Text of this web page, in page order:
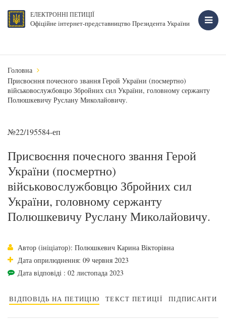
ЕЛЕКТРОННІ ПЕТИЦІЇ
Офіційне інтернет-представництво Президента України
Головна
Присвоєння почесного звання Герой України (посмертно)
військовослужбовцю Збройних сил України, головному сержанту
Полюшкевичу Руслану Миколайовичу.
№22/195584-еп
Присвоєння почесного звання Герой
України (посмертно)
військовослужбовцю Збройних сил
України, головному сержанту
Полюшкевичу Руслану Миколайовичу.
Автор (ініціатор): Полюшкевич Карина Вікторівна
Дата оприлюднення: 09 червня 2023
Дата відповіді : 02 листопада 2023
ВІДПОВІДЬ НА ПЕТИЦІЮ ТЕКСТ ПЕТИЦІЇ ПІДПИСАНТИ